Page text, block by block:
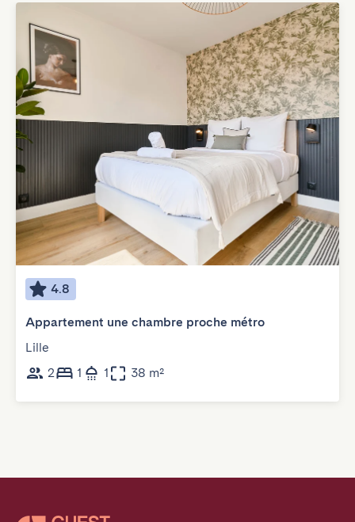
4.8
Appartement une chambre proche métro
Lille
2
1 1 38 m²